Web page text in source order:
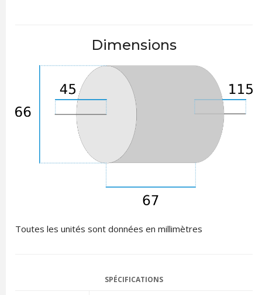
Dimensions
Toutes les unités sont données en millimètres
SPÉCIFICATIONS